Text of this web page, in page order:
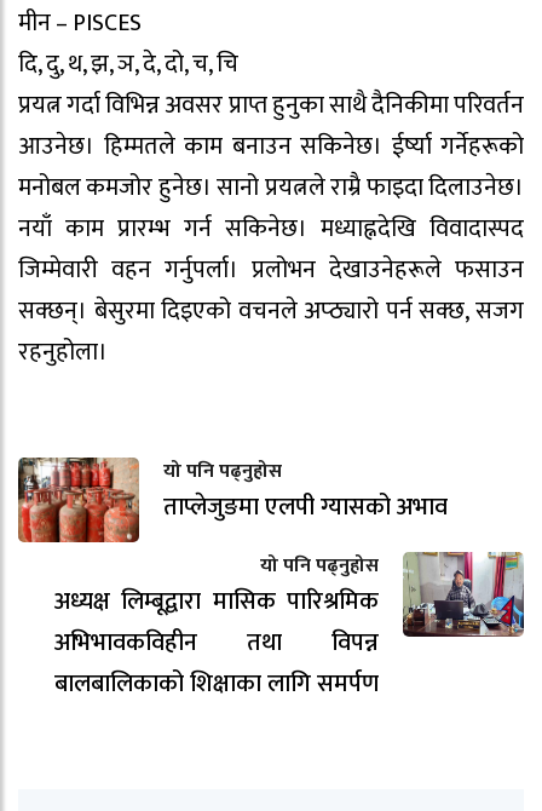
मीन – PISCES
दि, दु, थ, झ, ञ, दे, दो, च, चि
प्रयत्न गर्दा विभिन्न अवसर प्राप्त हुनुका साथै दैनिकीमा परिवर्तन
आउनेछ। हिम्मतले काम बनाउन सकिनेछ। ईर्ष्या गर्नेहरूको
मनोबल कमजोर हुनेछ। सानो प्रयत्नले राम्रै फाइदा दिलाउनेछ।
नयाँ काम प्रारम्भ गर्न सकिनेछ। मध्याह्नदेखि विवादास्पद
जिम्मेवारी वहन गर्नुपर्ला। प्रलोभन देखाउनेहरूले फसाउन
सक्छन्। बेसुरमा दिइएको वचनले अप्ठ्यारो पर्न सक्छ, सजग
रहनुहोला।
यो पनि पढ्नुहोस
ताप्लेजुङमा एलपी ग्यासको अभाव
यो पनि पढ्नुहोस
अध्यक्ष लिम्बूद्वारा मासिक पारिश्रमिक
अभिभावकविहीन तथा विपन्न
बालबालिकाको शिक्षाका लागि समर्पण